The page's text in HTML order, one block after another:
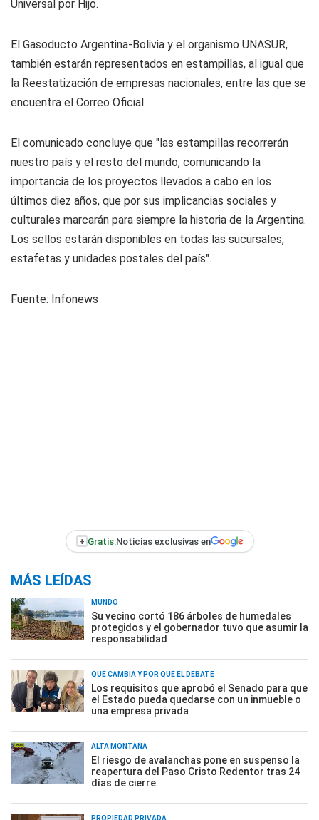
Universal por Hijo.
El Gasoducto Argentina-Bolivia y el organismo UNASUR,
también estarán representados en estampillas, al igual que
la Reestatización de empresas nacionales, entre las que se
encuentra el Correo Oficial.
El comunicado concluye que "las estampillas recorrerán
nuestro país y el resto del mundo, comunicando la
importancia de los proyectos llevados a cabo en los
últimos diez años, que por sus implicancias sociales y
culturales marcarán para siempre la historia de la Argentina.
Los sellos estarán disponibles en todas las sucursales,
estafetas y unidades postales del país".
Fuente: Infonews
+ Gratis:Noticias exclusivas en
MÁS LEÍDAS
MUNDO
Su vecino cortó 186 árboles de humedales
protegidos y el gobernador tuvo que asumir la
responsabilidad
QUÉ CAMBIA Y POR QUÉ EL DEBATE
Los requisitos que aprobó el Senado para que
el Estado pueda quedarse con un inmueble o
una empresa privada
ALTA MONTAÑA
El riesgo de avalanchas pone en suspenso la
reapertura del Paso Cristo Redentor tras 24
días de cierre
PROPIEDAD PRIVADA